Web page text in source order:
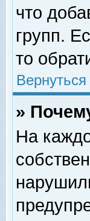
что
групп.
то
»
На